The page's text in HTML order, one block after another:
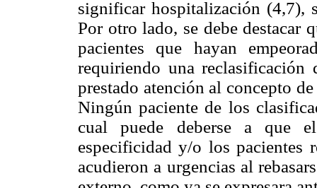
significar hospitalización (4,7),
Por otro lado, se debe destacar
pacientes que hayan
requiriendo una
prestado atención al concepto
Ningún paciente de los
cual puede deberse a que
especificidad y/o los pacientes
acudieron a urgencias al